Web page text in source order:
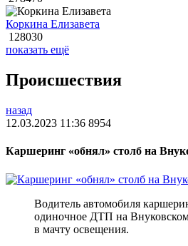
Коркина Елизавета
128030
показать ещё
Происшествия
назад
12.03.2023 11:36 8954
Каршеринг «обнял» столб на
Водитель автомобиля
одиночное ДТП на
в мачту освещения.